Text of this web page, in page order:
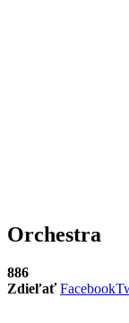
Orchestra
886
Zdieľať Facebook